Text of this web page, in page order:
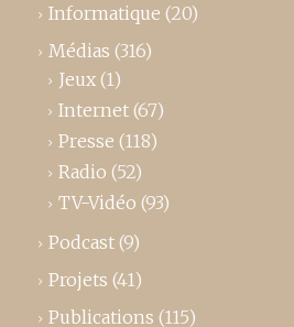
Informatique (20)
Médias (316)
Jeux (1)
Internet (67)
Presse (118)
Radio (52)
TV-Vidéo (93)
Podcast (9)
Projets (41)
Publications (115)